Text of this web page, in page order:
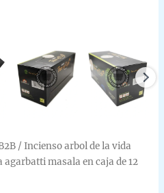
/ Incienso arbol de la vida
agarbatti masala en caja de 12